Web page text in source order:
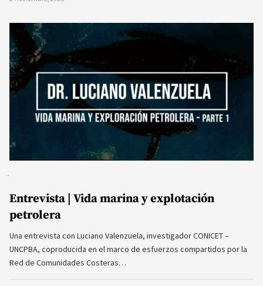
Entrevista | Vida marina y explotación
petrolera
Una entrevista con Luciano Valenzuela, investigador CONICET –
UNCPBA, coproducida en el marco de esfuerzos compartidos por la
Red de Comunidades Costeras…